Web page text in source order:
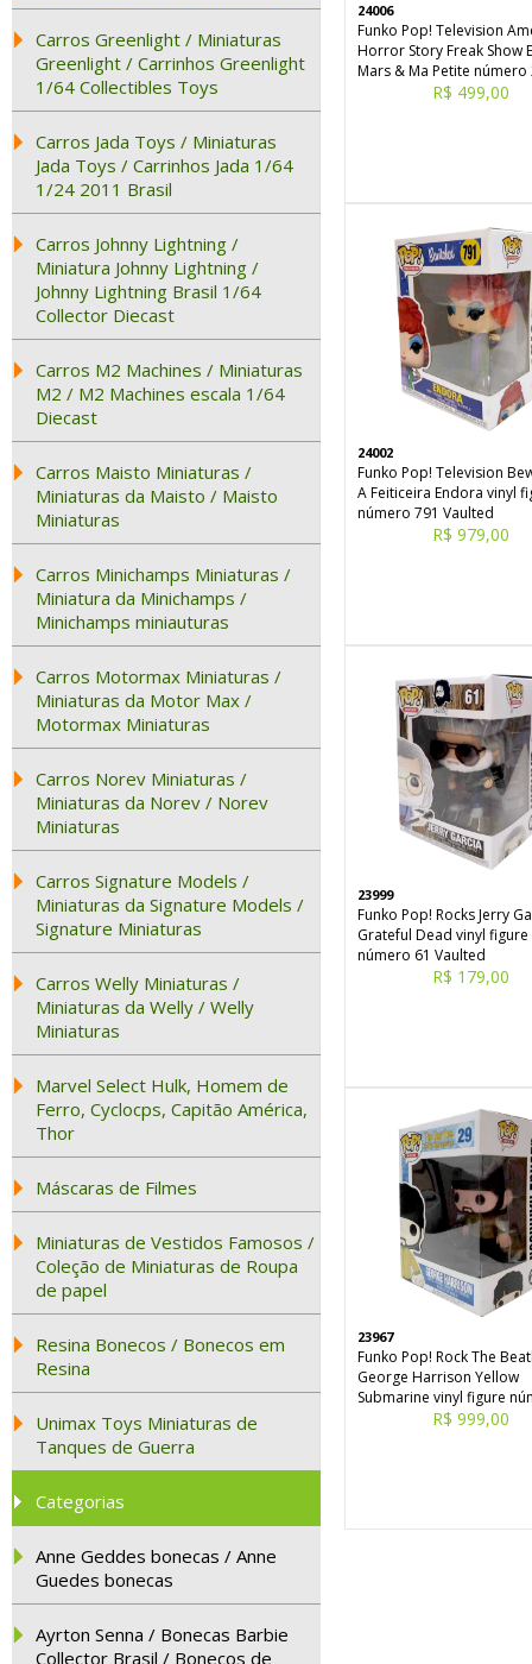
Carros Greenlight / Miniaturas
Greenlight / Carrinhos Greenlight
1/64 Collectibles Toys
Carros Jada Toys / Miniaturas
Jada Toys / Carrinhos Jada 1/64
1/24 2011 Brasil
Carros Johnny Lightning /
Miniatura Johnny Lightning /
Johnny Lightning Brasil 1/64
Collector Diecast
Carros M2 Machines / Miniaturas
M2 / M2 Machines escala 1/64
Diecast
Carros Maisto Miniaturas /
Miniaturas da Maisto / Maisto
Miniaturas
Carros Minichamps Miniaturas /
Miniatura da Minichamps /
Minichamps miniauturas
Carros Motormax Miniaturas /
Miniaturas da Motor Max /
Motormax Miniaturas
Carros Norev Miniaturas /
Miniaturas da Norev / Norev
Miniaturas
Carros Signature Models /
Miniaturas da Signature Models /
Signature Miniaturas
Carros Welly Miniaturas /
Miniaturas da Welly / Welly
Miniaturas
Marvel Select Hulk, Homem de
Ferro, Cyclocps, Capitão América,
Thor
Máscaras de Filmes
Miniaturas de Vestidos Famosos /
Coleção de Miniaturas de Roupa
de papel
Resina Bonecos / Bonecos em
Resina
Unimax Toys Miniaturas de
Tanques de Guerra
Categorias
Anne Geddes bonecas / Anne
Guedes bonecas
Ayrton Senna / Bonecas Barbie
Collector Brasil / Bonecos de
24006
Funko Pop! Television
Horror Story Freak Show
Mars & Ma Petite número
R$ 499,00
24002
Funko Pop! Television
A Feiticeira Endora vinyl
número 791 Vaulted
R$ 979,00
23999
Funko Pop! Rocks Jerry
Grateful Dead vinyl figure
número 61 Vaulted
R$ 179,00
23967
Funko Pop! Rock The
George Harrison Yellow
Submarine vinyl figure
R$ 999,00